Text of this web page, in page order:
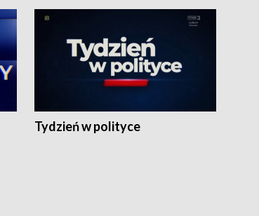
Tydzień w polityce